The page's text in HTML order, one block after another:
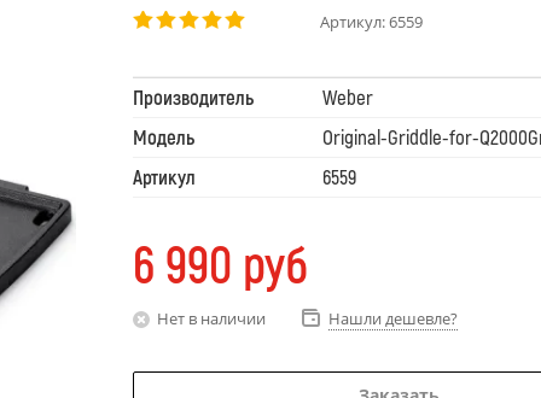
Артикул:6559
Производитель
Weber
Модель
Original-Griddle-for-
Артикул
6559
6 990 руб
Нет в наличии Нашли дешевле?